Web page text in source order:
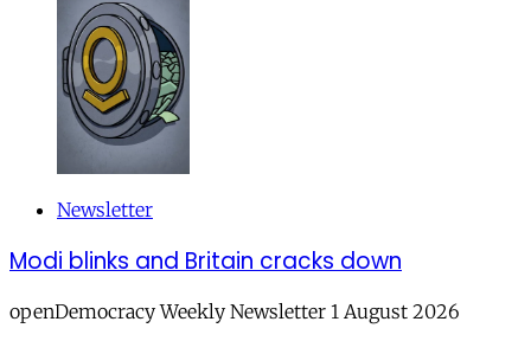
Newsletter
Modi blinks and Britain cracks down
openDemocracy Weekly Newsletter 1 August 2026